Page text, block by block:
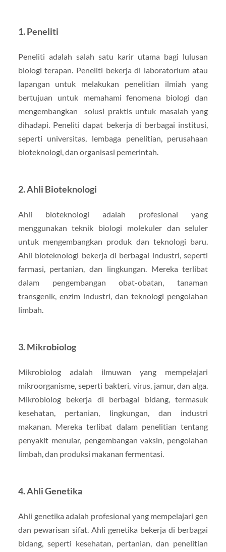
1. Peneliti
Peneliti adalah salah satu karir utama bagi lulusan
biologi terapan. Peneliti bekerja di laboratorium atau
lapangan untuk melakukan penelitian ilmiah yang
bertujuan untuk memahami fenomena biologi dan
mengembangkan solusi praktis untuk masalah yang
dihadapi. Peneliti dapat bekerja di berbagai institusi,
seperti universitas, lembaga penelitian, perusahaan
bioteknologi, dan organisasi pemerintah.
2. Ahli Bioteknologi
Ahli bioteknologi adalah profesional yang
menggunakan teknik biologi molekuler dan seluler
untuk mengembangkan produk dan teknologi baru.
Ahli bioteknologi bekerja di berbagai industri, seperti
farmasi, pertanian, dan lingkungan. Mereka terlibat
dalam pengembangan obat-obatan, tanaman
transgenik, enzim industri, dan teknologi pengolahan
limbah.
3. Mikrobiolog
Mikrobiolog adalah ilmuwan yang mempelajari
mikroorganisme, seperti bakteri, virus, jamur, dan alga.
Mikrobiolog bekerja di berbagai bidang, termasuk
kesehatan, pertanian, lingkungan, dan industri
makanan. Mereka terlibat dalam penelitian tentang
penyakit menular, pengembangan vaksin, pengolahan
limbah, dan produksi makanan fermentasi.
4. Ahli Genetika
Ahli genetika adalah profesional yang mempelajari gen
dan pewarisan sifat. Ahli genetika bekerja di berbagai
bidang, seperti kesehatan, pertanian, dan penelitian